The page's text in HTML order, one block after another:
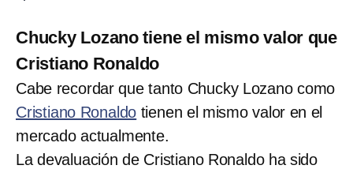
Chucky Lozano tiene el mismo valor que
Cristiano Ronaldo
Cabe recordar que tanto Chucky Lozano como
Cristiano Ronaldo tienen el mismo valor en el
mercado actualmente.
La devaluación de Cristiano Ronaldo ha sido